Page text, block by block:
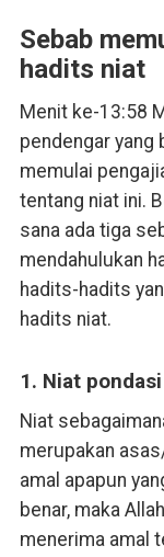
Sebab
hadits niat
Menit ke-13:58
pendengar yang
memulai
tentang niat ini.
sana ada tiga
mendahulukan
hadits-hadits
hadits niat.
1. Niat
Niat
merupakan
amal apapun
benar, maka
menerima amal